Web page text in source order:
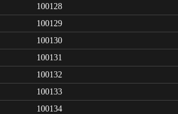
100128
100129
100130
100131
100132
100133
100134